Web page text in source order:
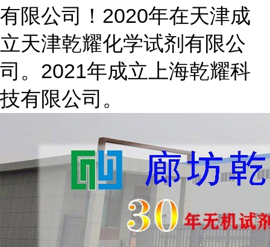
有限公司！2020年在天津成
立天津乾耀化学试剂有限公
司。2021年成立上海乾耀科
技有限公司。